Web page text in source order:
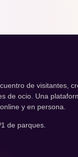
de visitantes,
de ocio. Una
y en persona.
de parques.